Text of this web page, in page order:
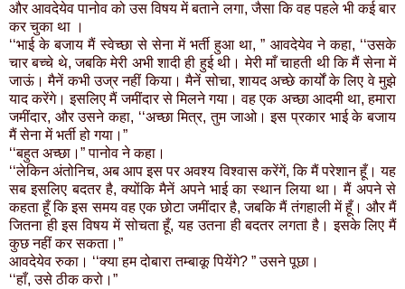
और आवदेयेव पानोव को उस विषय में बताने लगा, जैसा कि वह पहले भी कई बार
कर चुका था ।
‘‘भाई के बजाय मैं स्वेच्छा से सेना में भर्ती हुआ था, ” आवदेयेव ने कहा, ‘‘उसके
चार बच्चे थे, जबकि मेरी अभी शादी ही हुई थी। मेरी माँ चाहती थी कि मैं सेना में
जाऊं। मैनें कभी उज्र नहीं किया। मैनें सोचा, शायद अच्छे कार्यों के लिए वे मुझे
याद करेंगे। इसलिए मैं जमींदार से मिलने गया। वह एक अच्छा आदमी था, हमारा
जमींदार, और उसने कहा, ‘‘अच्छा मित्र, तुम जाओ। इस प्रकार भाई के बजाय
मैं सेना में भर्ती हो गया।”
‘‘बहुत अच्छा।” पानोव ने कहा।
‘‘लेकिन अंतोनिच, अब आप इस पर अवश्य विश्वास करेंगें, कि मैं परेशान हूँ। यह
सब इसलिए बदतर है, क्योंकि मैनें अपने भाई का स्थान लिया था। मैं अपने से
कहता हूँ कि इस समय वह एक छोटा जमींदार है, जबकि मैं तंगहाली में हूँ। और मैं
जितना ही इस विषय में सोचता हूँ, यह उतना ही बदतर लगता है। इसके लिए मैं
कुछ नहीं कर सकता।”
आवदेयेव रुका। ‘‘क्या हम दोबारा तम्बाकू पियेंगे? ” उसने पूछा।
‘‘हाँ, उसे ठीक करो।”